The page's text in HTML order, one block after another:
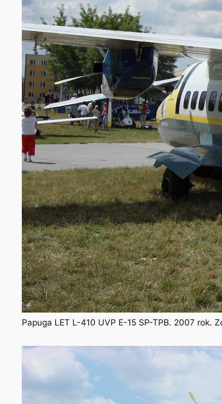
Papuga LET L-410 UVP E-15 SP-TPB. 2007 rok.